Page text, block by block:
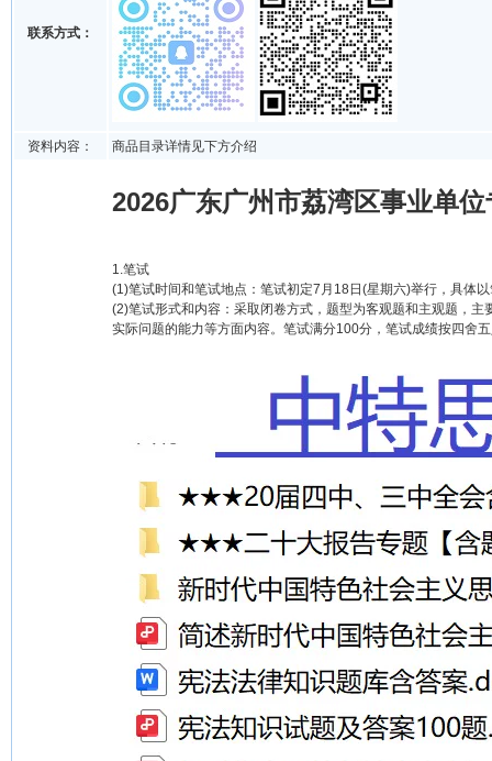
联系方式：
资料内容： 商品目录详情见下方介绍
2026广东广州市荔湾区事业单
1.笔试
(1)笔试时间和笔试地点：笔试初定7月18日(星期六)举行，具体
(2)笔试形式和内容：采取闭卷方式，题型为客观题和主观题，
实际问题的能力等方面内容。笔试满分100分，笔试成绩按四舍